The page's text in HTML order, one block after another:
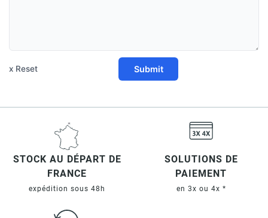
x Reset Submit
STOCK AU DÉPART DE
FRANCE
expédition sous 48h
SOLUTIONS DE
PAIEMENT
en 3x ou 4x *